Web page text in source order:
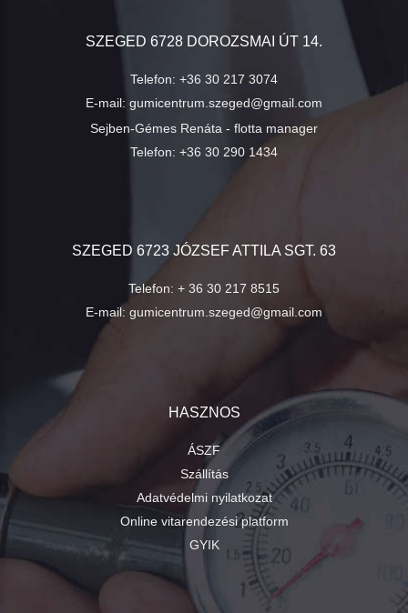
SZEGED 6728 DOROZSMAI ÚT 14.
Telefon: +36 30 217 3074
E-mail: gumicentrum.szeged@gmail.com
Sejben-Gémes Renáta - flotta manager
Telefon: +36 30 290 1434
SZEGED 6723 JÓZSEF ATTILA SGT. 63
Telefon: + 36 30 217 8515
E-mail: gumicentrum.szeged@gmail.com
HASZNOS
ÁSZF
Szállítás
Adatvédelmi nyilatkozat
Online vitarendezési platform
GYIK